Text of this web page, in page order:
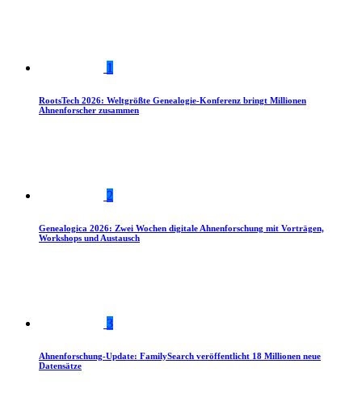
1
RootsTech 2026: Weltgrößte Genealogie-Konferenz bringt Millionen
Ahnenforscher zusammen
2
Genealogica 2026: Zwei Wochen digitale Ahnenforschung mit Vorträgen,
Workshops und Austausch
3
Ahnenforschung-Update: FamilySearch veröffentlicht 18 Millionen neue
Datensätze